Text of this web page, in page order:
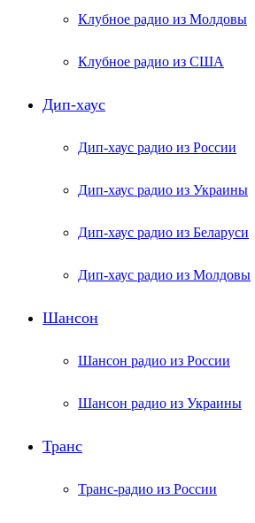
Клубное радио из Молдовы
Клубное радио из США
Дип-хаус
Дип-хаус радио из России
Дип-хаус радио из Украины
Дип-хаус радио из Беларуси
Дип-хаус радио из Молдовы
Шансон
Шансон радио из России
Шансон радио из Украины
Транс
Транс-радио из России